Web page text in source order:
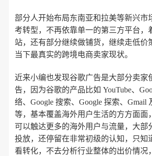
部分人开始布局东南亚和拉美等新兴市
考转型，不再依靠单一的第三方平台，
站，还有部分继续做铺货，继续走低价
当下最真实的跨境电商卖家现状。
近来小编也发现谷歌广告是大部分卖家
告，因为谷歌的产品比如 YouTube、
络、Google 搜索、Google 探索、Gmail
等，基本覆盖海外用户生活的方方面面
可以触达更多的海外用户与流量，大部
投放，还停留在非常初级的认知，只知
看转化，不去分析行业整体的出价情况